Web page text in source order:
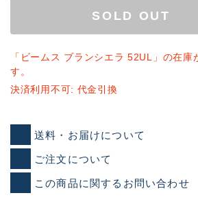
SOLD OUT
「ビームス ブランシエラ 52UL」の在庫
す。
決済利用不可: 代金引換
送料・お届けについて
ご注文について
この商品に関するお問い合わせ